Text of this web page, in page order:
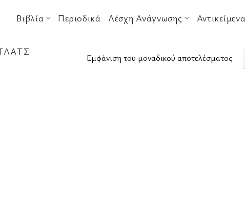
Βιβλία Περιοδικά Λέσχη Ανάγνωσης Αντικείμενα
Εμφάνιση του μοναδικού αποτελέσματος